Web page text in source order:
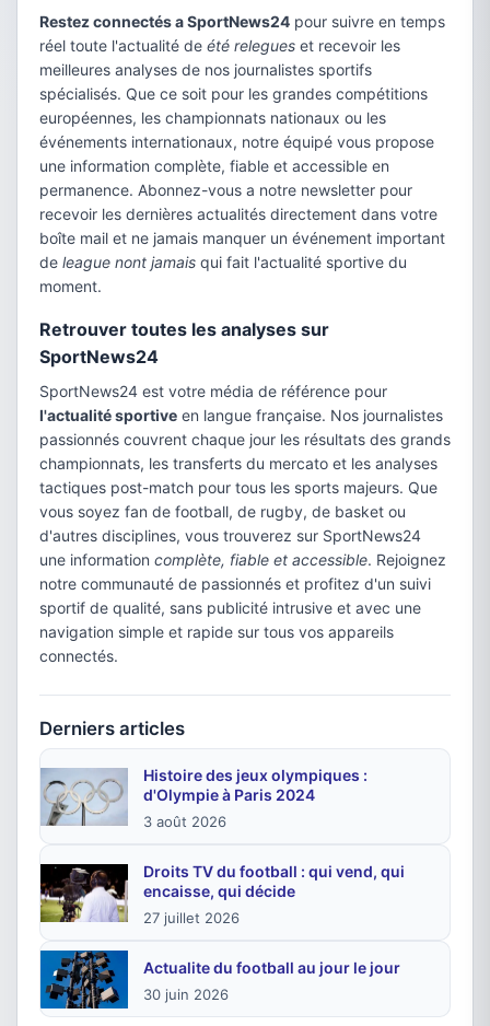
Restez connectés a SportNews24 pour suivre en temps
réel toute l'actualité de été relegues et recevoir les
meilleures analyses de nos journalistes sportifs
spécialisés. Que ce soit pour les grandes compétitions
européennes, les championnats nationaux ou les
événements internationaux, notre équipé vous propose
une information complète, fiable et accessible en
permanence. Abonnez-vous a notre newsletter pour
recevoir les dernières actualités directement dans votre
boîte mail et ne jamais manquer un événement important
de league nont jamais qui fait l'actualité sportive du
moment.
Retrouver toutes les analyses sur
SportNews24
SportNews24 est votre média de référence pour
l'actualité sportive en langue française. Nos journalistes
passionnés couvrent chaque jour les résultats des grands
championnats, les transferts du mercato et les analyses
tactiques post-match pour tous les sports majeurs. Que
vous soyez fan de football, de rugby, de basket ou
d'autres disciplines, vous trouverez sur SportNews24
une information complète, fiable et accessible. Rejoignez
notre communauté de passionnés et profitez d'un suivi
sportif de qualité, sans publicité intrusive et avec une
navigation simple et rapide sur tous vos appareils
connectés.
Derniers articles
Histoire des jeux olympiques :
d'Olympie à Paris 2024
3 août 2026
Droits TV du football : qui vend, qui
encaisse, qui décide
27 juillet 2026
Actualite du football au jour le jour
30 juin 2026